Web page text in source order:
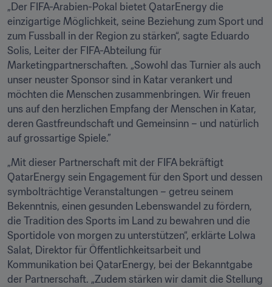
„Der FIFA-Arabien-Pokal bietet QatarEnergy die
einzigartige Möglichkeit, seine Beziehung zum Sport und
zum Fussball in der Region zu stärken“, sagte Eduardo
Solis, Leiter der FIFA-Abteilung für
Marketingpartnerschaften. „Sowohl das Turnier als auch
unser neuster Sponsor sind in Katar verankert und
möchten die Menschen zusammenbringen. Wir freuen
uns auf den herzlichen Empfang der Menschen in Katar,
deren Gastfreundschaft und Gemeinsinn – und natürlich
auf grossartige Spiele.”
„Mit dieser Partnerschaft mit der FIFA bekräftigt
QatarEnergy sein Engagement für den Sport und dessen
symbolträchtige Veranstaltungen – getreu seinem
Bekenntnis, einen gesunden Lebenswandel zu fördern,
die Tradition des Sports im Land zu bewahren und die
Sportidole von morgen zu unterstützen“, erklärte Lolwa
Salat, Direktor für Öffentlichkeitsarbeit und
Kommunikation bei QatarEnergy, bei der Bekanntgabe
der Partnerschaft. „Zudem stärken wir damit die Stellung